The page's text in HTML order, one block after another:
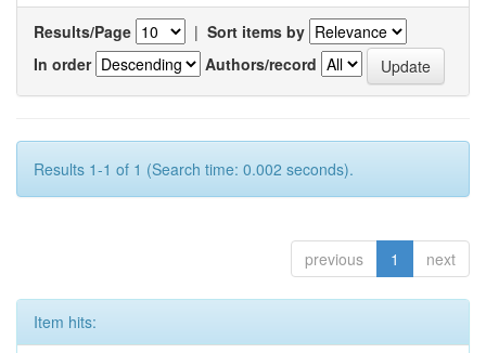
Results/Page | Sort items by
In order
Authors/record
Results 1-1 of 1 (Search time: 0.002 seconds).
previous 1 next
Item hits: